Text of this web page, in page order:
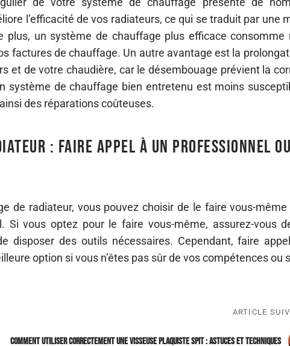
l’efficacité de vos radiateurs, ce qui se traduit par une
plus, un système de chauffage plus efficace consomme
factures de chauffage. Un autre avantage est la
et de votre chaudière, car le désembouage prévient la
système de chauffage bien entretenu est moins
des réparations coûteuses.
: faire appel à un professionnel
de radiateur, vous pouvez choisir de le faire vous-
Si vous optez pour le faire vous-même, assurez-vous
disposer des outils nécessaires. Cependant, faire
option si vous n’êtes pas sûr de vos compétences ou
ARTICLE
Comment utiliser correctement une visseuse plaquiste Spit : astuces et techniques